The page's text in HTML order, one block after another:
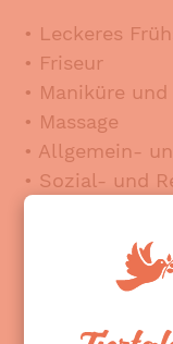
• Leckeres
• Friseur
• Maniküre
• Massage
• Allgemein-
• Sozial- und
• Seelsorge
•
und weitere